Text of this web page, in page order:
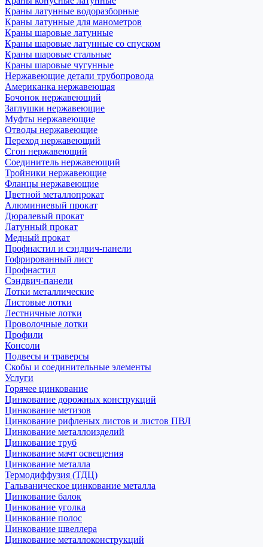
Краны латунные водоразборные
Краны латунные для манометров
Краны шаровые латунные
Краны шаровые латунные со спуском
Краны шаровые стальные
Краны шаровые чугунные
Нержавеющие детали трубопровода
Американка нержавеющая
Бочонок нержавеющий
Заглушки нержавеющие
Муфты нержавеющие
Отводы нержавеющие
Переход нержавеющий
Сгон нержавеющий
Соединитель нержавеющий
Тройники нержавеющие
Фланцы нержавеющие
Цветной металлопрокат
Алюминиевый прокат
Дюралевый прокат
Латунный прокат
Медный прокат
Профнастил и сэндвич-панели
Гофрированный лист
Профнастил
Сэндвич-панели
Лотки металлические
Листовые лотки
Лестничные лотки
Проволочные лотки
Профили
Консоли
Подвесы и траверсы
Скобы и соединительные элементы
Услуги
Горячее цинкование
Цинкование дорожных конструкций
Цинкование метизов
Цинкование рифленых листов и листов ПВЛ
Цинкование металлоизделий
Цинкование труб
Цинкование мачт освещения
Цинкование металла
Термодиффузия (ТДЦ)
Гальваническое цинкование металла
Цинкование балок
Цинкование уголка
Цинкование полос
Цинкование швеллера
Цинкование металлоконструкций